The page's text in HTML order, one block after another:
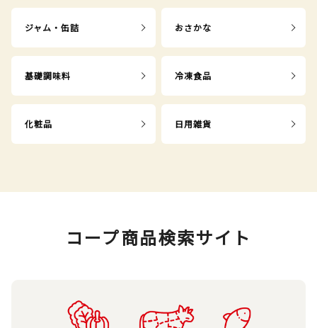
ジャム・缶詰 おさかな
基礎調味料 冷凍食品
化粧品 日用雑貨
コープ商品検索サイト